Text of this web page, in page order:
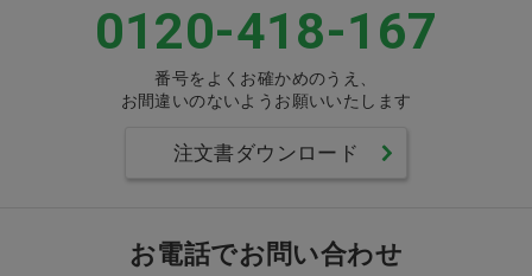
0120-418-167
番号をよくお確かめのうえ、
お間違いのないようお願いいたします
注文書ダウンロード
お電話でお問い合わせ